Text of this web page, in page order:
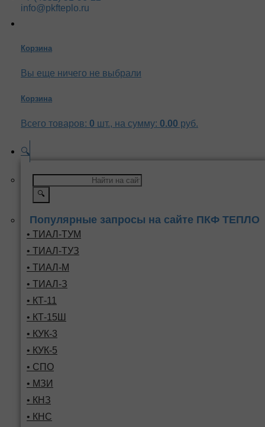
info@pkfteplo.ru
Корзина
Вы еще ничего не выбрали
Корзина
Всего товаров: 0 шт., на сумму: 0.00 руб.
🔍
🔍
Популярные запросы на сайте ПКФ ТЕПЛО
• ТИАЛ-ТУМ
• ТИАЛ-ТУЗ
• ТИАЛ-М
• ТИАЛ-З
• КТ-11
• КТ-15Ш
• КУК-3
• КУК-5
• СПО
• МЗИ
• КНЗ
• КНС